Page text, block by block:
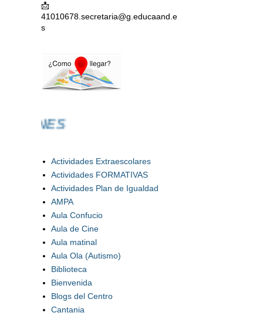
📩
41010678.secretaria@g.educaand.e
s
Actividades Extraescolares
Actividades FORMATIVAS
Actividades Plan de Igualdad
AMPA
Aula Confucio
Aula de Cine
Aula matinal
Aula Ola (Autismo)
Biblioteca
Bienvenida
Blogs del Centro
Cantania